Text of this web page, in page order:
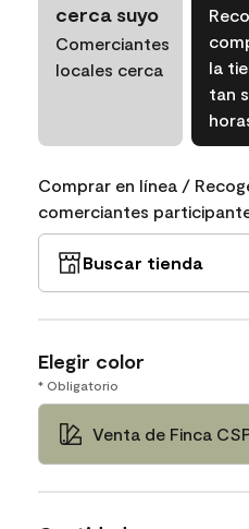
cerca suyo
Comerciantes
locales cerca
la
tan
Comprar en línea /
comerciantes
Buscar tienda
Elegir color
* Obligatorio
Venta de Finca